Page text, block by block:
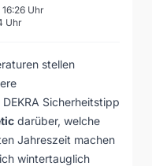
Uhr
Uhr
stellen
Sicherheitstipp
darüber, welche
Jahreszeit machen
wintertauglich